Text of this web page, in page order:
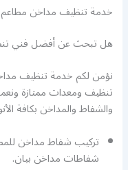
خدمة تنظيف مداخن مطاعم
هل تبحث عن أفضل فني
نؤمن لكم خدمة تنظيف
تنظيف ومعدات ممتازة
والشفاط والمداخن بكافة
تركيب شفاط مداخن
شفاطات مداخن بيان.